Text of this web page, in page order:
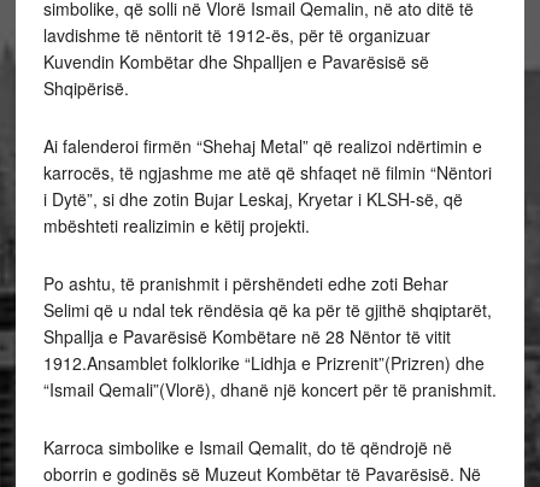
simbolike, që solli në Vlorë Ismail Qemalin, në ato ditë të
lavdishme të nëntorit të 1912-ës, për të organizuar
Kuvendin Kombëtar dhe Shpalljen e Pavarësisë së
Shqipërisë.
Ai falenderoi firmën “Shehaj Metal” që realizoi ndërtimin e
karrocës, të ngjashme me atë që shfaqet në filmin “Nëntori
i Dytë”, si dhe zotin Bujar Leskaj, Kryetar i KLSH-së, që
mbështeti realizimin e këtij projekti.
Po ashtu, të pranishmit i përshëndeti edhe zoti Behar
Selimi që u ndal tek rëndësia që ka për të gjithë shqiptarët,
Shpallja e Pavarësisë Kombëtare në 28 Nëntor të vitit
1912.Ansamblet folklorike “Lidhja e Prizrenit”(Prizren) dhe
“Ismail Qemali”(Vlorë), dhanë një koncert për të pranishmit.
Karroca simbolike e Ismail Qemalit, do të qëndrojë në
oborrin e godinës së Muzeut Kombëtar të Pavarësisë. Në